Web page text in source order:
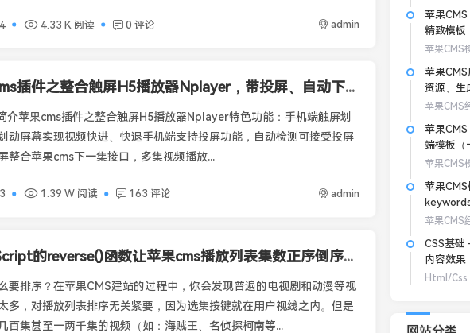
4.33 K 阅读 0 评论 admin
苹果cms插件之整合触屏H5播放器Nplayer，带投屏、自动下一集、记忆播放、弹幕等功能
介苹果cms插件之整合触屏H5播放器Nplayer特色功能：手机端触屏划
动屏幕实现视频快进、快退手机端支持投屏功能，自动检测可接受投屏
整合苹果cms下一集接口，多集视频播放...
1.39 W 阅读 163 评论 admin
JavaScript的reverse()函数让苹果cms播放列表集数正序倒序排列自由切换
要排序？在苹果CMS建站的过程中，你会发现普遍的电视剧和动漫等视
多，对播放列表排序无关紧要，因为选集按键就在用户视线之内。但是
百集甚至一两千集的视频（如：海贼王、名侦探柯南等...
苹果
精致模板
苹果CMS
苹果
资源、生
苹果CMS
苹果CMS V10 - 漂亮UI
端模板（
苹果CMS
苹果
基本SEO
苹果CMS
CSS基础
内容效果
Html/Css